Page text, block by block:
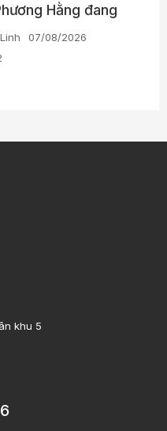
Hằng đang
gì?
07/08/2026
khu 5